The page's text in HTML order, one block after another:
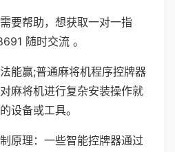
要帮助，想获取一对一指
随时交流 。
能赢;普通麻将机程序控牌器
麻将机进行复杂安装操作就
设备或工具。
原理：一些智能控牌器通过